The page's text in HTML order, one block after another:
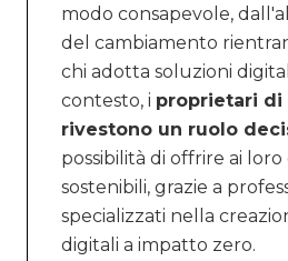
modo consapevole,
del cambiamento
chi adotta soluzioni
contesto, i proprietari di
rivestono un ruolo
possibilità di offrire ai
sostenibili, grazie a
specializzati nella
digitali a impatto zero.